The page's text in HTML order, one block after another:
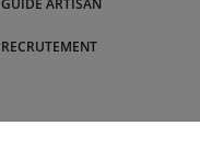
GUIDE ARTISAN
RECRUTEMENT